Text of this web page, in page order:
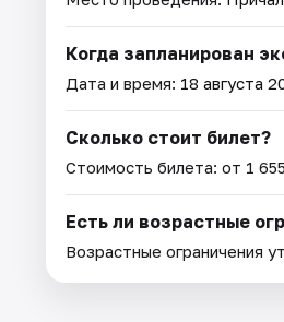
Когда запланирован
Дата и время: 18 августа
Сколько стоит билет?
Стоимость билета: от 1
Есть ли возрастные
Возрастные ограничения